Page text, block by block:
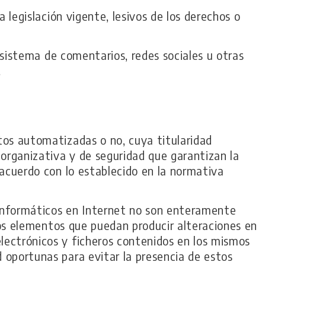
vigente, lesivos de los derechos o
de comentarios, redes sociales u otras
automatizadas o no, cuya titularidad
y de seguridad que garantizan la
con lo establecido en la normativa
en Internet no son enteramente
que puedan producir alteraciones en
y ficheros contenidos en los mismos
para evitar la presencia de estos